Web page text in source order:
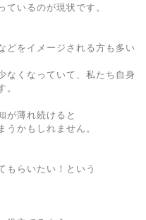
ているのが現状です。
どをイメージされる方も多い
なくなっていて、私たち自身
。
が薄れ続けると
うかもしれません。
もらいたい！という